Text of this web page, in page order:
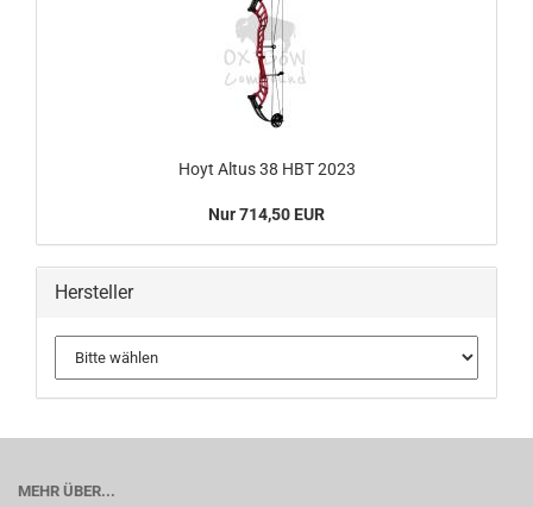
Hoyt Altus 38 HBT 2023
Nur 714,50 EUR
Hersteller
MEHR ÜBER...